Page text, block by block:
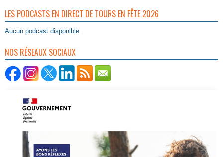
LES PODCASTS EN DIRECT DE TOURS EN FÊTE 2026
Aucun podcast disponible.
NOS RÉSEAUX SOCIAUX